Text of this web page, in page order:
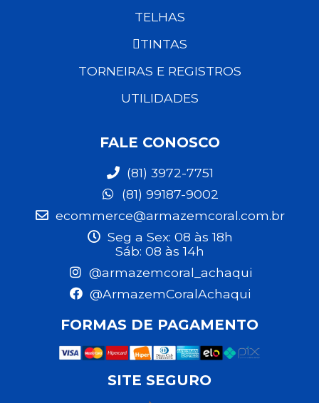
TELHAS
TINTAS
TORNEIRAS E REGISTROS
UTILIDADES
FALE CONOSCO
(81) 3972-7751
(81) 99187-9002
ecommerce@armazemcoral.com.br
Seg a Sex: 08 às 18h
Sáb: 08 às 14h
@armazemcoral_achaqui
@ArmazemCoralAchaqui
FORMAS DE PAGAMENTO
SITE SEGURO